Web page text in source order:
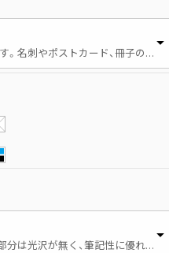
通常 官製はがき程度の紙厚です。名刺やポストカード、冊子の表紙などで使用されます。
コピー用紙に近い用紙。非印刷部分は光沢が無く、筆記性に優れています。